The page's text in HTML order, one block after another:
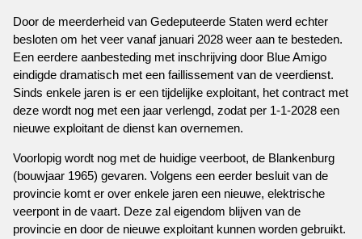
Door de meerderheid van Gedeputeerde Staten werd echter
besloten om het veer vanaf januari 2028 weer aan te besteden.
Een eerdere aanbesteding met inschrijving door Blue Amigo
eindigde dramatisch met een faillissement van de veerdienst.
Sinds enkele jaren is er een tijdelijke exploitant, het contract met
deze wordt nog met een jaar verlengd, zodat per 1-1-2028 een
nieuwe exploitant de dienst kan overnemen.
Voorlopig wordt nog met de huidige veerboot, de Blankenburg
(bouwjaar 1965) gevaren. Volgens een eerder besluit van de
provincie komt er over enkele jaren een nieuwe, elektrische
veerpont in de vaart. Deze zal eigendom blijven van de
provincie en door de nieuwe exploitant kunnen worden gebruikt.